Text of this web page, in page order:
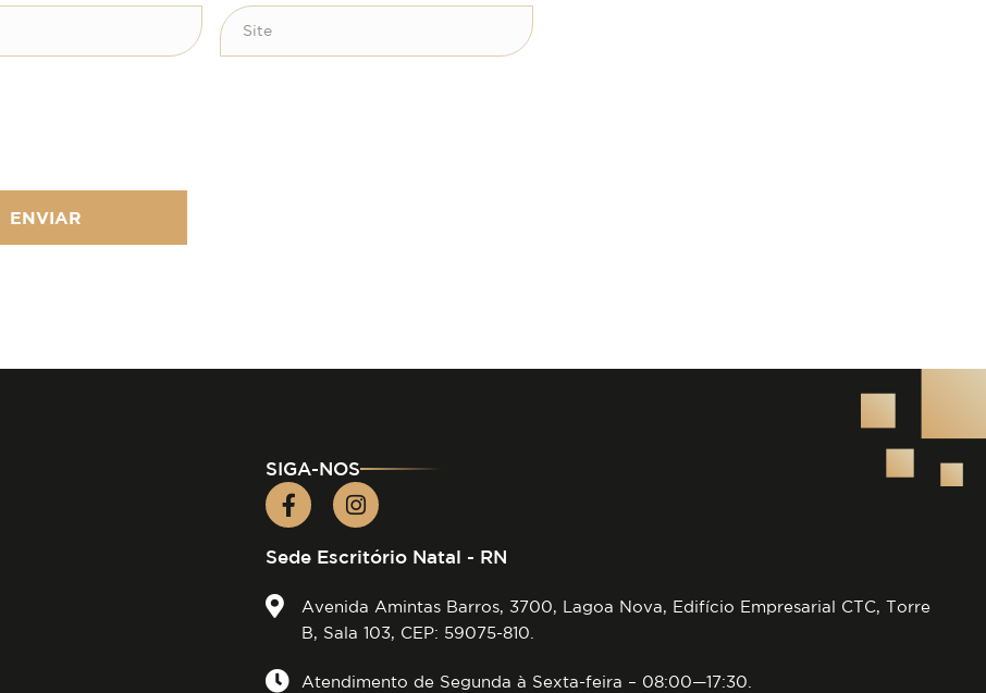
Site
ENVIAR
SIGA-NOS
Sede Escritório Natal - RN
Avenida Amintas Barros, 3700, Lagoa Nova, Edifício Empresarial CTC, Torre
B, Sala 103, CEP: 59075-810.
Atendimento de Segunda à Sexta-feira – 08:00—17:30.